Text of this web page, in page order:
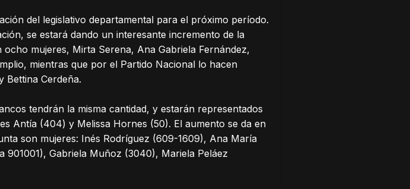
del legislativo departamental para el próximo período.
se estará dando un interesante incremento de la
mujeres, Mirta Serena, Ana Gabriela Fernández,
mientras que por el Partido Nacional lo hacen
Bettina Cerdeña.
tendrán la misma cantidad, y estarán representados
Antía (404) y Melissa Hornes (50). El aumento se da en
son mujeres: Inés Rodríguez (609-1609), Ana María
Gabriela Muñoz (3040), Mariela Peláez